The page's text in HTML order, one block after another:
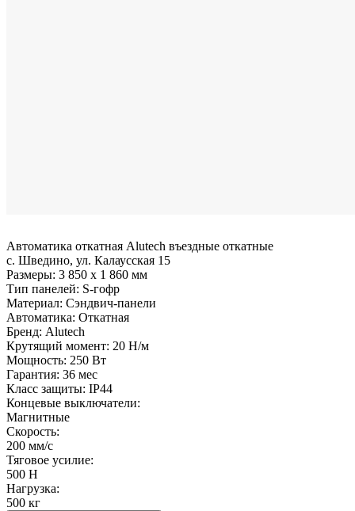
Автоматика откатная Alutech въездные откатные
с. Шведино, ул. Калаусская 15
Размеры: 3 850 x 1 860 мм
Тип панелей: S-гофр
Материал: Сэндвич-панели
Автоматика: Откатная
Бренд: Alutech
Крутящий момент: 20 Н/м
Мощность: 250 Вт
Гарантия: 36 мес
Класс защиты: IP44
Концевые выключатели:
Магнитные
Скорость:
200 мм/с
Тяговое усилие:
500 Н
Нагрузка:
500 кг